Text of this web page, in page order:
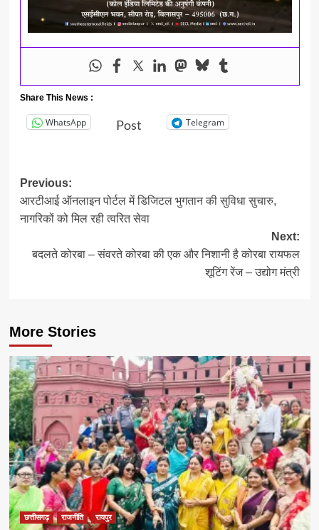
Share This News :
WhatsApp Post Telegram
Post
navigation
Previous:
आरटीआई ऑनलाइन पोर्टल में डिजिटल भुगतान की सुविधा सुचारु,
नागरिकों को मिल रही त्वरित सेवा
Next:
बदलते कोरबा – संवरते कोरबा की एक और निशानी है कोरबा रायफल
शूटिंग रेंज – उद्योग मंत्री
More Stories
छत्तीसगढ़ राजनीति रायपुर